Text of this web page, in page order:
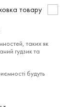
товару
таких як
гудзик та
будуть